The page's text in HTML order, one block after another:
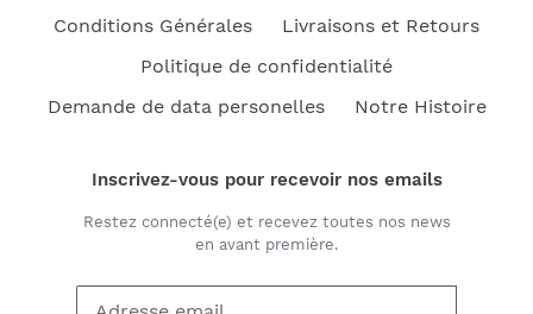
Conditions Générales
Livraisons et Retours
Politique de confidentialité
Demande de data personelles
Notre Histoire
Inscrivez-vous pour recevoir nos emails
Restez connecté(e) et recevez toutes nos news
en avant première.